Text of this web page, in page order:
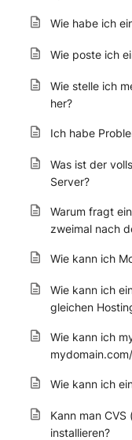
Wie habe ich
Wie poste ich
Wie stelle ich
her?
Ich habe
Was ist der
Server?
Warum fragt
zweimal nach
Wie kann ich
Wie kann ich
gleichen
Wie kann ich
Wie kann ich
Kann man
installieren?